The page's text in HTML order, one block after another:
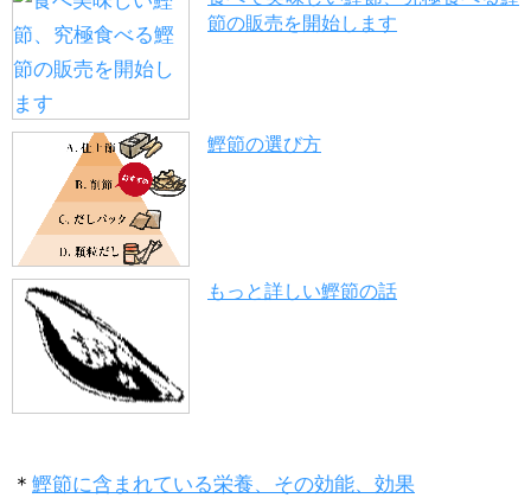
節の販売を開始します
鰹節の選び方
もっと詳しい鰹節の話
＊ 鰹節に含まれている栄養、その効能、効果